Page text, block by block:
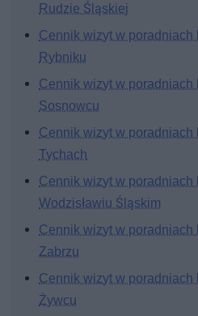
Rudzie Śląskiej
Cennik wizyt w poradniach
Rybniku
Cennik wizyt w poradniach
Sosnowcu
Cennik wizyt w poradniach
Tychach
Cennik wizyt w poradniach
Wodzisławiu Śląskim
Cennik wizyt w poradniach
Zabrzu
Cennik wizyt w poradniach
Żywcu